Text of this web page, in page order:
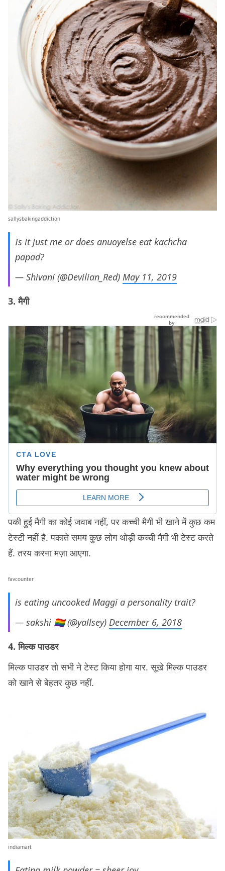
sallysbakingaddiction
Is it just me or does anuoyelse eat kachcha
papad?
— Shivani (@Devilian_Red) May 11, 2019
3. मैगी
पकी हुई मैगी का कोई जवाब नहीं, पर कच्ची मैगी भी खाने में कुछ कम
टेस्टी नहीं है. पकाते समय कुछ लोग थोड़ी कच्ची मैगी भी टेस्ट करते
हैं. तरय करना मज़ा आएगा.
favcounter
is eating uncooked Maggi a personality trait?
— sakshi 🏳️‍🌈 (@yallsey) December 6, 2018
4. मिल्क पाउडर
मिल्क पाउडर तो सभी ने टेस्ट किया होगा यार. सूखे मिल्क पाउडर
को खाने से बेहतर कुछ नहीं.
indiamart